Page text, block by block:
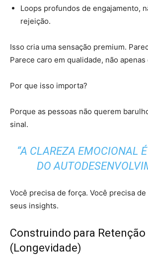
Loops profundos de engajamento,
rejeição.
Isso cria uma sensação premium.
Parece caro em qualidade, não apenas
Por que isso importa?
Porque as pessoas não querem
sinal.
“A CLAREZA EMOCIONAL
DO
Você precisa de força. Você precisa
seus insights.
Construindo para Retenção
(Longevidade)